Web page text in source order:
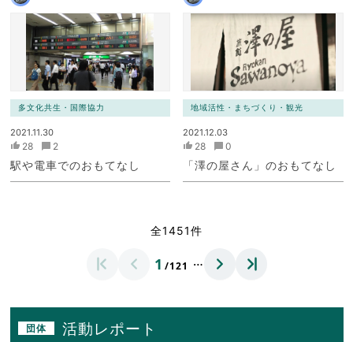
多文化共生・国際協力
2021.11.30
28 2
駅や電車でのおもてなし
地域活性・まちづくり・観光
2021.12.03
28 0
「澤の屋さん」のおもてなし
全1451件
1 /121 …
団体 活動レポート